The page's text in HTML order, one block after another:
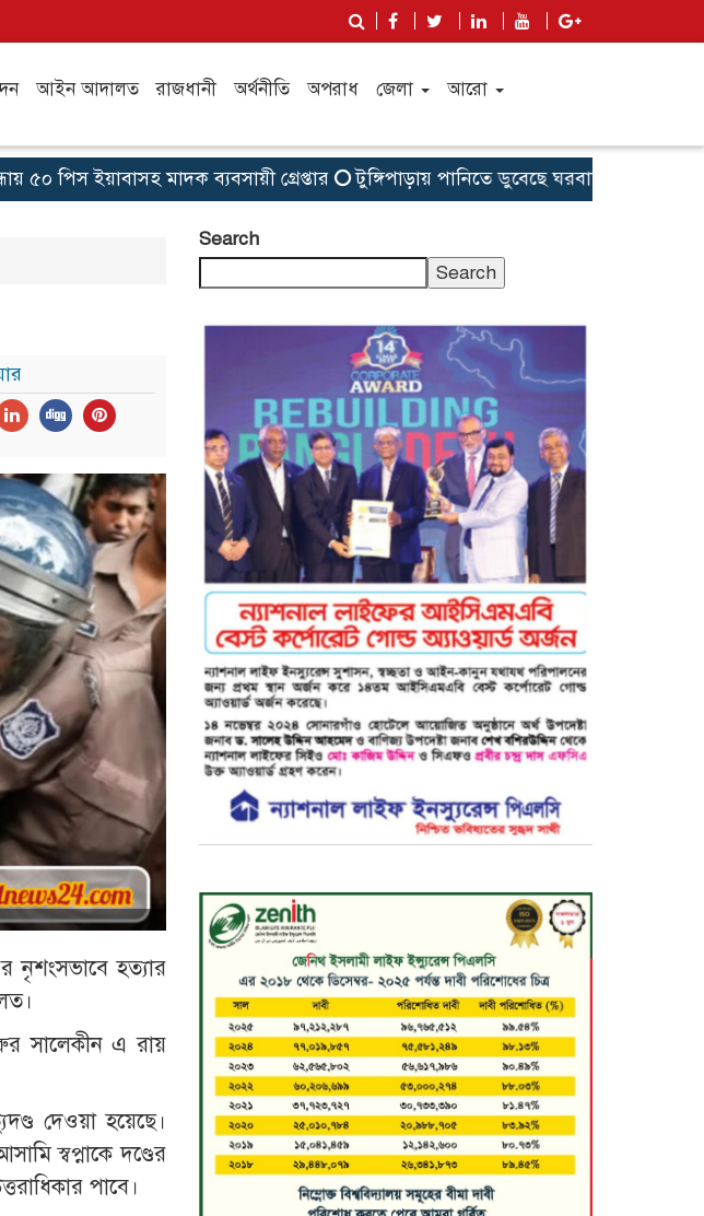
আইন আদালত রাজধানী অর্থনীতি অপরাধ জেলা আরো
ইয়াবাসহ মাদক ব্যবসায়ী গ্রেপ্তার টুঙ্গিপাড়ায় পানিতে ডুবেছে ঘরবাড়ি, কবরস্থান, রান্নাঘর
নৃশংসভাবে হত্যার
সালেকীন এ রায়
দেওয়া হয়েছে।
স্বপ্নাকে দণ্ডের
পাবে।
Search
Search